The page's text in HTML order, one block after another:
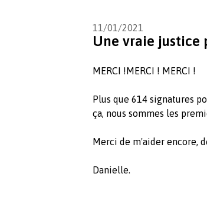
11/01/2021
Une vraie justice
MERCI !MERCI ! MERCI !
Plus que 614 signatures
ça, nous sommes les
Merci de m'aider encore,
Danielle.